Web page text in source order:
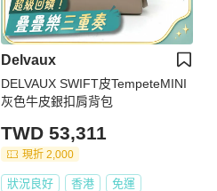
Delvaux
DELVAUX SWIFT皮TempeteMINI
灰色牛皮銀扣肩背包
TWD 53,311
現折 2,000
狀況良好 香港 免運